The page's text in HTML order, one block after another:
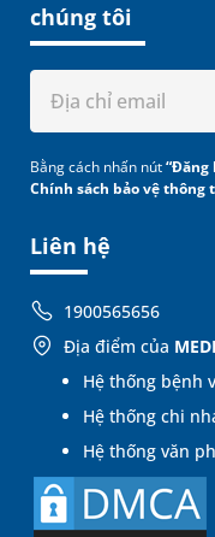
Liên hệ
1900565656
Địa điểm của
Hệ thống bệnh
Hệ thống chi
Hệ thống văn
chúng tôi
Bằng cách nhấn nút“Đăng
Chính sách bảo vệ thông